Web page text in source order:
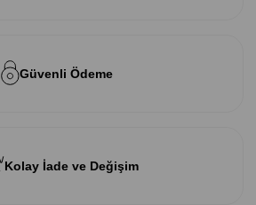
Güvenli Ödeme
Kolay İade ve Değişim